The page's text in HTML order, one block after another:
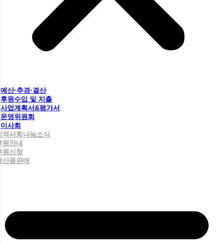
예산·추경·결산
후원수입 및 지출
사업계획서&평가서
운영위원회
이사회
역사회나눔소식
원안내
원신청
산품판매